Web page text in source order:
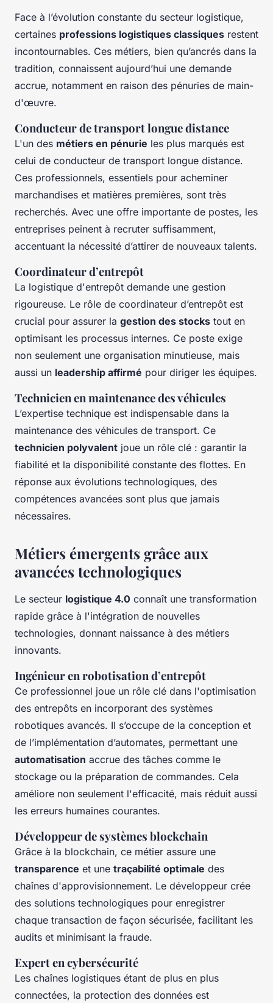
Face à l’évolution constante du secteur logistique,
certaines professions logistiques classiques restent
incontournables. Ces métiers, bien qu’ancrés dans la
tradition, connaissent aujourd’hui une demande
accrue, notamment en raison des pénuries de main-
d'œuvre.
Conducteur de transport longue distance
L'un des métiers en pénurie les plus marqués est
celui de conducteur de transport longue distance.
Ces professionnels, essentiels pour acheminer
marchandises et matières premières, sont très
recherchés. Avec une offre importante de postes, les
entreprises peinent à recruter suffisamment,
accentuant la nécessité d’attirer de nouveaux talents.
Coordinateur d’entrepôt
La logistique d'entrepôt demande une gestion
rigoureuse. Le rôle de coordinateur d’entrepôt est
crucial pour assurer la gestion des stocks tout en
optimisant les processus internes. Ce poste exige
non seulement une organisation minutieuse, mais
aussi un leadership affirmé pour diriger les équipes.
Technicien en maintenance des véhicules
L’expertise technique est indispensable dans la
maintenance des véhicules de transport. Ce
technicien polyvalent joue un rôle clé : garantir la
fiabilité et la disponibilité constante des flottes. En
réponse aux évolutions technologiques, des
compétences avancées sont plus que jamais
nécessaires.
Métiers émergents grâce aux
avancées technologiques
Le secteur logistique 4.0 connaît une transformation
rapide grâce à l'intégration de nouvelles
technologies, donnant naissance à des métiers
innovants.
Ingénieur en robotisation d’entrepôt
Ce professionnel joue un rôle clé dans l'optimisation
des entrepôts en incorporant des systèmes
robotiques avancés. Il s’occupe de la conception et
de l’implémentation d’automates, permettant une
automatisation accrue des tâches comme le
stockage ou la préparation de commandes. Cela
améliore non seulement l'efficacité, mais réduit aussi
les erreurs humaines courantes.
Développeur de systèmes blockchain
Grâce à la blockchain, ce métier assure une
transparence et une traçabilité optimale des
chaînes d'approvisionnement. Le développeur crée
des solutions technologiques pour enregistrer
chaque transaction de façon sécurisée, facilitant les
audits et minimisant la fraude.
Expert en cybersécurité
Les chaînes logistiques étant de plus en plus
connectées, la protection des données est